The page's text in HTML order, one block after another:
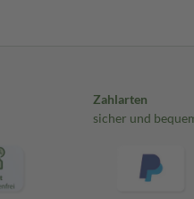
Zahlarten
sicher und